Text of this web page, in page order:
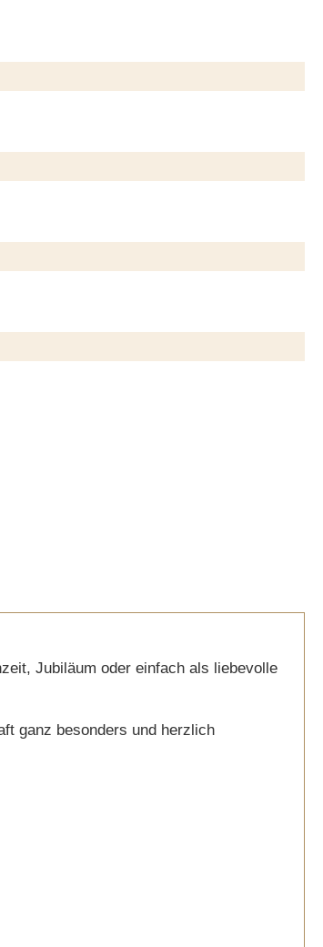
Jubiläum oder einfach als liebevolle
ganz besonders und herzlich